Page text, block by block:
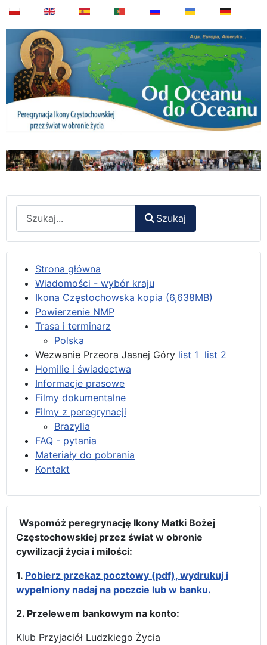
Szukaj
Strona główna
Wiadomości - wybór kraju
Ikona Częstochowska kopia (6,638MB)
Powierzenie NMP
Trasa i terminarz
Polska
Wezwanie Przeora Jasnej Góry list 1 list 2
Homilie i świadectwa
Informacje prasowe
Filmy dokumentalne
Filmy z peregrynacji
Brazylia
FAQ - pytania
Materiały do pobrania
Kontakt
Wspomóż peregrynację Ikony Matki Bożej
Częstochowskiej przez świat w obronie
cywilizacji życia i miłości:
1. Pobierz przekaz pocztowy (pdf), wydrukuj i
wypełniony nadaj na poczcie lub w banku.
2. Przelewem bankowym na konto:
Klub Przyjaciół Ludzkiego Życia